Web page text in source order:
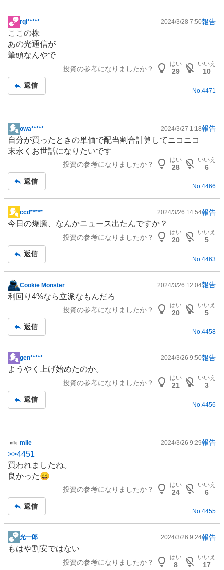
掲
示
板
記
rql***** 2024/3/28 7:50報告
ここの株
あの光通信が
筆頭なんやで
投資の参考になりましたか？
はい
29
いいえ
10
返信
No. 4471
掲
示
板
owa***** 2024/3/27 1:18報告
自分が買ったときの単価で配当割合計算してニコニコ
末永くお世話になりたいです
投資の参考になりましたか？
はい
28
いいえ
6
返信
No.4466
掲
示
事
ccd***** 2024/3/26 14:54報告
今日の爆騰、なんかニュース出たんですか？
投資の参考になりましたか？
はい
20
いいえ
5
返信
No. 4463
掲
示
事
Cookie Monster 2024/3/26 12:04報告
利回り4%なら立派なもんだろ
投資の参考になりましたか？
はい
20
いいえ
5
返信
No.4458
掲
示
事
gen***** 2024/3/26 9:50報告
ようやく上げ始めたのか。
投資の参考になりましたか？
はい
21
いいえ
3
返信
No. 4456
掲
示
板
記
mile 2024/3/26 9:29報告
>>4451
買われましたね。
良かった😄
投資の参考になりましたか？
はい
24
いいえ
6
返信
No.4455
掲
示
光一郎 2024/3/26 9:24報告
もはや割安ではない
投資の参考になりましたか？
はい
8
いいえ
17